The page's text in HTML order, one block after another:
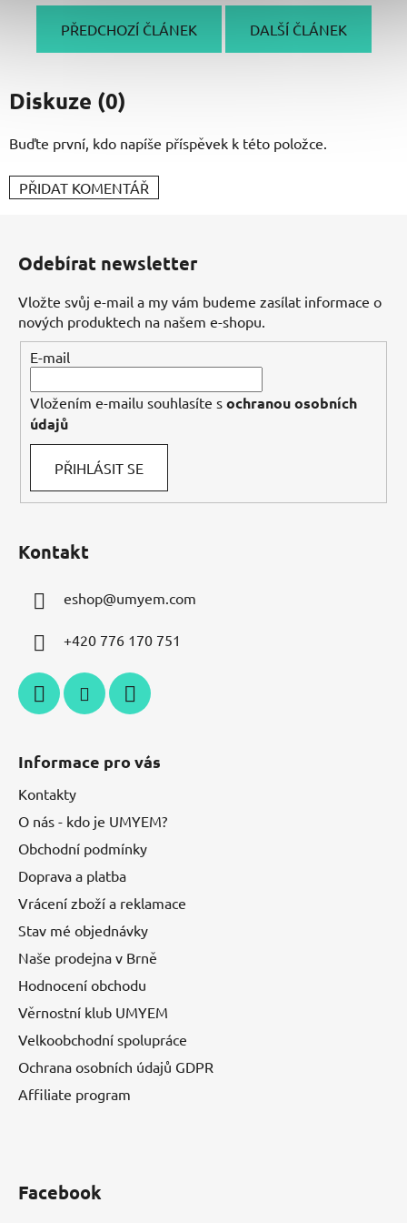
PŘEDCHOZÍ ČLÁNEK DALŠÍ ČLÁNEK
Diskuze (0)
Buďte první, kdo napíše příspěvek k této položce.
PŘIDAT KOMENTÁŘ
Odebírat newsletter
Vložte svůj e-mail a my vám budeme zasílat informace o
nových produktech na našem e-shopu.
E-mail
Vložením e-mailu souhlasíte s ochranou osobních
údajů
PŘIHLÁSIT SE
Kontakt
eshop@umyem.com
+420 776 170 751
Informace pro vás
Kontakty
O nás - kdo je UMYEM?
Obchodní podmínky
Doprava a platba
Vrácení zboží a reklamace
Stav mé objednávky
Naše prodejna v Brně
Hodnocení obchodu
Věrnostní klub UMYEM
Velkoobchodní spolupráce
Ochrana osobních údajů GDPR
Affiliate program
Facebook